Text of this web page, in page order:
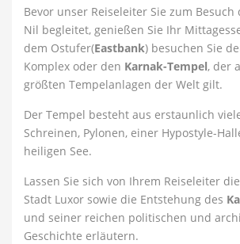
Bevor unser Reiseleiter Sie zum Besuch
Nil begleitet, genießen Sie Ihr
dem Ostufer(Eastbank) besuchen Sie
Komplex oder den Karnak-Tempel, der
größten Tempelanlagen der Welt gilt.
Der Tempel besteht aus erstaunlich
Schreinen, Pylonen, einer Hypostyle-
heiligen See.
Lassen Sie sich von Ihrem Reiseleiter
Stadt Luxor sowie die Entstehung des
und seiner reichen politischen und
Geschichte erläutern.